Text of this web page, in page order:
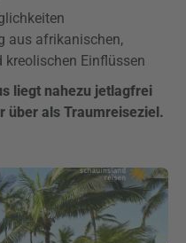
aus afrikanischen,
kreolischen Einflüssen
liegt nahezu jetlagfrei
über als Traumreiseziel.